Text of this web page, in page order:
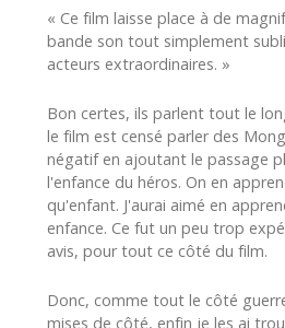
« Ce film laisse place à de
bande son tout simplement
acteurs extraordinaires. »
Bon certes, ils parlent tout le
le film est censé parler des
négatif en ajoutant le passage
l'enfance du héros. On en
qu'enfant. J'aurai aimé en
enfance. Ce fut un peu trop
avis, pour tout ce côté du film.
Donc, comme tout le côté
mises de côté, enfin je les ai